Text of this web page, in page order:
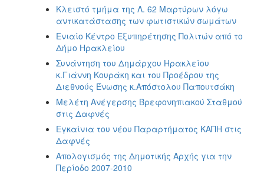
Κλειστό τμήμα της Λ. 62 Μαρτύρων λόγω
αντικατάστασης των φωτιστικών σωμάτων
Ενιαίο Κέντρο Εξυπηρέτησης Πολιτών από το
Δήμο Ηρακλείου
Συνάντηση του Δημάρχου Ηρακλείου
κ.Γιάννη Κουράκη και του Προέδρου της
Διεθνούς Ένωσης κ.Απόστολου Παπουτσάκη
Μελέτη Ανέγερσης Βρεφονηπιακού Σταθμού
στις Δαφνές
Eγκαίνια του νέου Παραρτήματος ΚΑΠΗ στις
Δαφνές
Απολογισμός της Δημοτικής Αρχής για την
Περίοδο 2007-2010